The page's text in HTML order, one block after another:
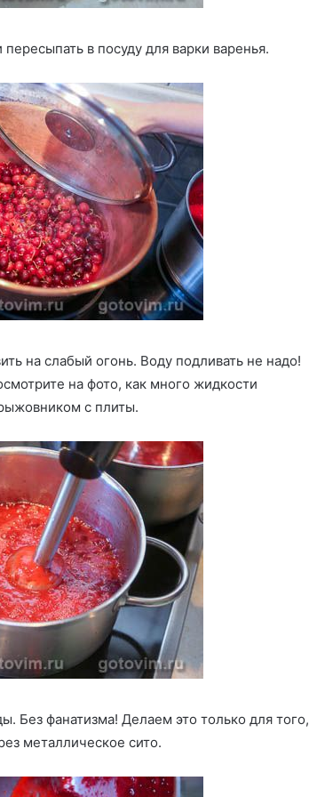
в посуду для варки варенья.
на слабый огонь. Воду подливать не надо!
на фото, как много жидкости
с плиты.
Без фанатизма! Делаем это только для того,
металлическое сито.